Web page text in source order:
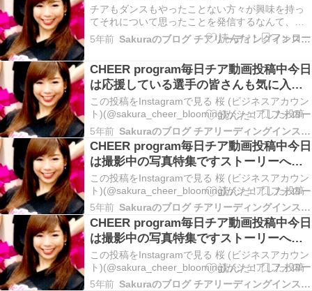
チアもダンスもやったことない方々が興味を持っ
てそれについて思ったことを発信するなんて、ま
るでBリーグ🏀やプロ野球⚾️やJリーグ⚽(チアじゃ
なくてそのスポーツ自体の方)に近付いていってい
そこまで「俺たちがこのリーグを作ってる」って
気持ち…
5年前 Sakuraのブログ チアリーディングインストラクターコーチ
CHEER program毎日チア動画投稿中︎︎今日
は応援している選手の皆さんも気に入っ
て...
この投稿をInstagramで見る 桜 (ビジネスアカウン
ト)(@sakura_cheer_blooming)がシェアした投稿
5年前
Sakuraのブログ チアリーディングインストラクターコーチ
CHEER program毎日チア動画投稿中︎︎今日
は撮影中の写真特集ですストーリーへの
投...
この投稿をInstagramで見る 桜 (ビジネスアカウン
ト)(@sakura_cheer_blooming)がシェアした投稿
5年前
Sakuraのブログ チアリーディングインストラクターコーチ
CHEER program毎日チア動画投稿中︎︎今日
は撮影中の写真特集ですストーリーへの
投...
この投稿をInstagramで見る 桜 (ビジネスアカウン
ト)(@sakura_cheer_blooming)がシェアした投稿
5年前
Sakuraのブログ チアリーディングインストラクターコーチ